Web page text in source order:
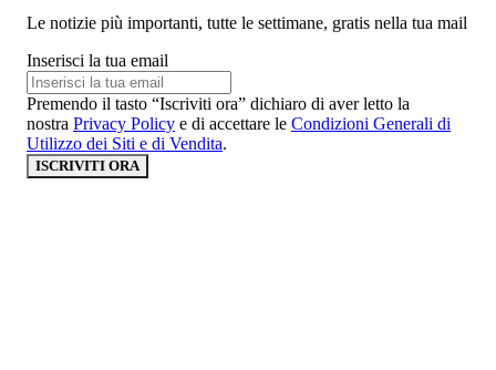
Le notizie più importanti, tutte le settimane, gratis nella tua mail
Inserisci la tua email
Premendo il tasto “Iscriviti ora” dichiaro di aver letto la
nostra Privacy Policy e di accettare le Condizioni Generali di
Utilizzo dei Siti e di Vendita.
ISCRIVITI ORA